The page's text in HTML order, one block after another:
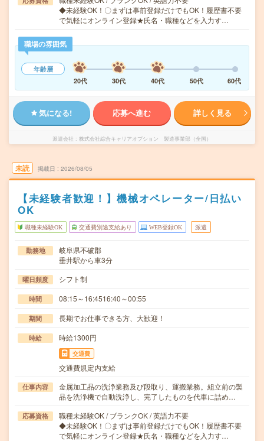
◆未経験OK！〇まずは事前登録だけでもOK！履歴書不要
で気軽にオンライン登録★氏名・職種などを入力す…
職場の雰囲気
年齢層
20代
30代 40代 50代 60代
気になる! 応募へ進む 詳しく見る
派遣会社 株式会社綜合キャリアオプション 製造事業部（全国）
未読 掲載日 2026/08/05
【未経験者歓迎！】機械オペレーター/日払い
OK
職種未経験OK 交通費別途支給あり WEB登録OK 派遣
勤務地
岐阜県不破郡
垂井駅から車3分
曜日頻度 シフト制
時間 08:15～16:4516:40～00:55
期間 長期でお仕事できる方、大歓迎！
時給 時給1300円
交通費
交通費規定内支給
仕事内容
金属加工品の洗浄業務及び段取り、運搬業務。組立前の製
品を洗浄機で自動洗浄し、完了したものを代車に詰め…
応募資格
職種未経験OK / ブランクOK / 英語力不要
◆未経験OK！〇まずは事前登録だけでもOK！履歴書不要
で気軽にオンライン登録★氏名・職種などを入力す…